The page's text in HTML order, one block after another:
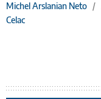
Michel Arslanian Neto /
Celac